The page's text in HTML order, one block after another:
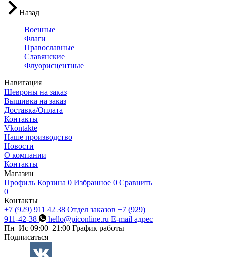
Назад
Военные
Флаги
Православные
Славянские
Флуорисцентные
Навигация
Шевроны на заказ
Вышивка на заказ
Доставка/Оплата
Контакты
Vkontakte
Наше производство
Новости
О компании
Контакты
Магазин
Профиль Корзина 0 Избранное 0 Сравнить
0
Контакты
+7 (929) 911 42 38 Отдел заказов +7 (929)
911-42-38
hello@piconline.ru E-mail адрес
Пн–Ис 09:00–21:00 График работы
Подписаться